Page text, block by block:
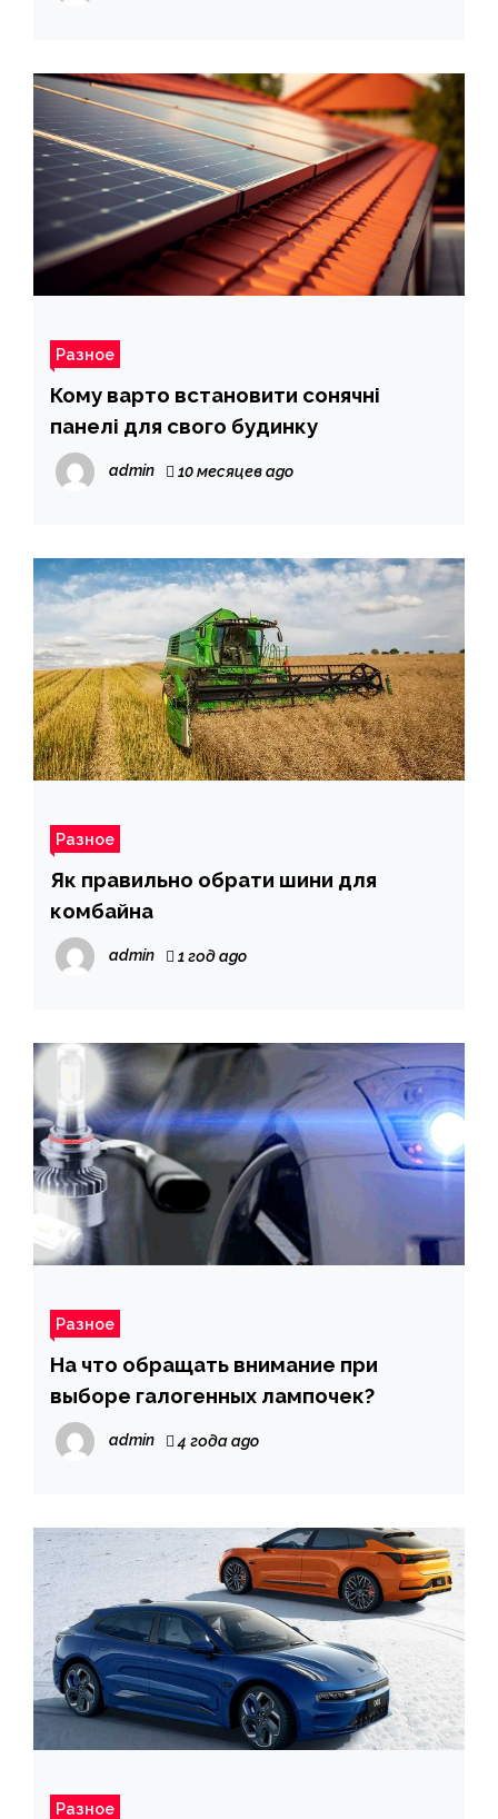
Разное
Кому варто встановити сонячні
панелі для свого будинку
admin 10 месяцев ago
Разное
Як правильно обрати шини для
комбайна
admin 1 год ago
Разное
На что обращать внимание при
выборе галогенных лампочек?
admin 4 года ago
Разное